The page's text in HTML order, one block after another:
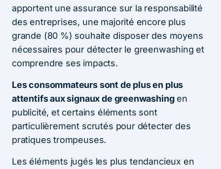
apportent une assurance sur la responsabilité
des entreprises, une majorité encore plus
grande (80 %) souhaite disposer des moyens
nécessaires pour détecter le greenwashing et
comprendre ses impacts.
Les consommateurs sont de plus en plus
attentifs aux signaux de greenwashingen
publicité, et certains éléments sont
particulièrement scrutés pour détecter des
pratiques trompeuses.
Les éléments jugés les plus tendancieux en